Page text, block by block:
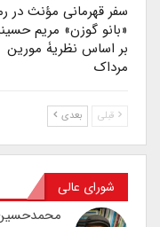
سفر قهرمانی مؤنث در
«بانو گوزن» مریم
بر اساس نظریۀ مورین
مرداک
قبلی بعدی
شورای عالی
محمدحسین